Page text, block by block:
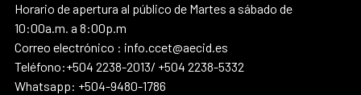
Horario de apertura al público de Martes a sábado de
10:00a.m. a 8:00p.m
Correo electrónico : info.ccet@aecid.es
Teléfono:+504 2238-2013/ +504 2238-5332
Whatsapp: +504-9480-1786